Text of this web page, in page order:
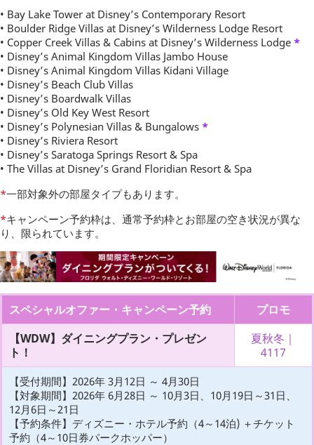
• Bay Lake Tower at Disney’s Contemporary Resort
• Boulder Ridge Villas at Disney’s Wilderness Lodge Resort
• Copper Creek Villas & Cabins at Disney’s Wilderness Lodge *
• Disney’s Animal Kingdom Villas Jambo House
• Disney’s Animal Kingdom Villas Kidani Village
• Disney’s Beach Club Villas
• Disney’s Boardwalk Villas
• Disney’s Old Key West Resort
• Disney’s Polynesian Villas & Bungalows *
• Disney’s Riviera Resort
• Disney’s Saratoga Springs Resort & Spa
• The Villas at Disney’s Grand Floridian Resort & Spa
*一部対象外の部屋タイプもあります。
*キャンペーン予約枠は、通常予約枠とお部屋の空き状況が異な
り、限られています。
スペシャルオファー・キャンペーン予約
プロモ
【WDW】ダイニングプラン・プレゼン
ト！
夏秋冬｜
4117
【受付期間】2026年 3月12日 ～ 4月30日
【対象期間】2026年 6月28日 ～ 10月3日、10月19日～31日、
12月6日～21日
【予約条件】ディズニー・ホテル予約（4～14泊) ＋チケット
予約（4～10日券パークホッパー）